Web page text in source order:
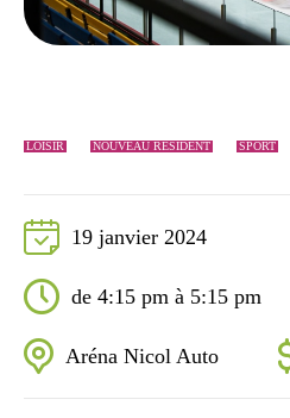
LOISIR NOUVEAU RÉSIDENT SPORT
19 janvier 2024
de 4:15 pm à 5:15 pm
Aréna Nicol Auto